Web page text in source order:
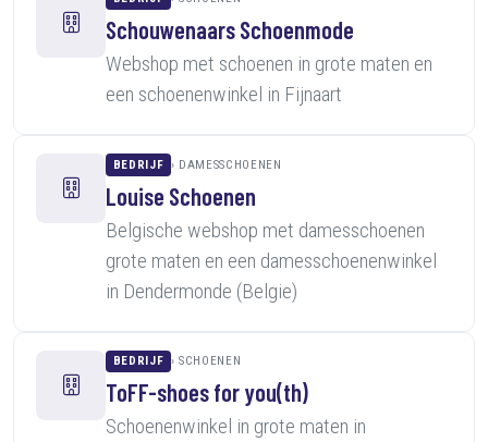
Schouwenaars Schoenmode
Webshop met schoenen in grote maten en
een schoenenwinkel in Fijnaart
BEDRIJF DAMESSCHOENEN
Louise Schoenen
Belgische webshop met damesschoenen
grote maten en een damesschoenenwinkel
in Dendermonde (Belgie)
BEDRIJF SCHOENEN
ToFF-shoes for you(th)
Schoenenwinkel in grote maten in